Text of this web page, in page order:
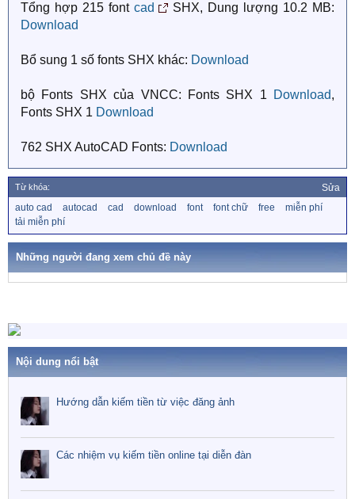
Tổng hợp 215 font cad
SHX, Dung lượng 10.2 MB:
Download
Bổ sung 1 số fonts SHX khác: Download
bộ Fonts SHX của VNCC: Fonts SHX 1 Download,
Fonts SHX 1 Download
762 SHX AutoCAD Fonts: Download
Từ khóa: Sửa
h
auto cad autocad cad download font font chữ free
miễn phí
tải miễn phí
Những người đang xem chủ đề này
Nội dung nổi bật
Hướng dẫn kiếm tiền từ việc đăng ảnh
Các nhiệm vụ kiếm tiền online tại diễn đàn